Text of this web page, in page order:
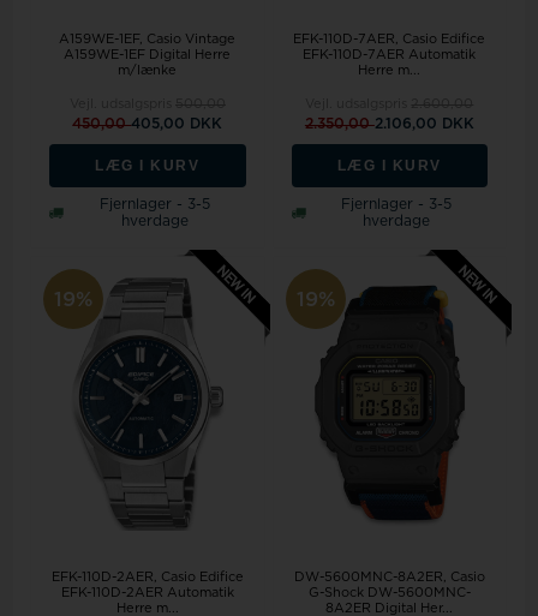
A159WE-1EF, Casio Vintage
A159WE-1EF Digital Herre
m/lænke
450,00405,00 DKK
LÆG I KURV
Fjernlager - 3-5
hverdage
EFK-110D-7AER, Casio Edifice
EFK-110D-7AER Automatik
Herre m...
2.350,002.106,00 DKK
LÆG I KURV
Fjernlager - 3-5
hverdage
19%
EFK-110D-2AER, Casio Edifice
EFK-110D-2AER Automatik
Herre m...
19%
DW-5600MNC-8A2ER, Casio
G-Shock DW-5600MNC-
8A2ER Digital Her...